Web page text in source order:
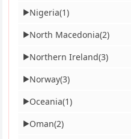
▶Nigeria(1)
▶North Macedonia(2)
▶Northern Ireland(3)
▶Norway(3)
▶Oceania(1)
▶Oman(2)